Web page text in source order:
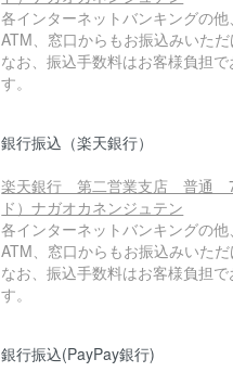
各インターネットバンキングの
ATM、窓口からもお振込みいただ
なお、振込手数料はお客様負担で
す。
銀行振込（楽天銀行）
楽天銀行 第二営業支店 普通
ド）ナガオカネンジュテン
各インターネットバンキングの
ATM、窓口からもお振込みいただ
なお、振込手数料はお客様負担で
す。
銀行振込(PayPay銀行)